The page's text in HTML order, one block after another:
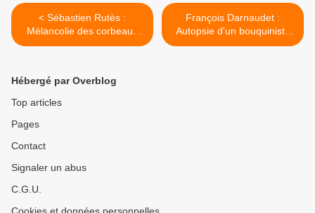
< Sébastien Rutès :
Mélancolie des corbeaux
(Babel Noir, 2015)
François Darnaudet :
Autopsie d'un bouquiniste
(Éd.Wartsberg 2015) >
Hébergé par Overblog
Top articles
Pages
Contact
Signaler un abus
C.G.U.